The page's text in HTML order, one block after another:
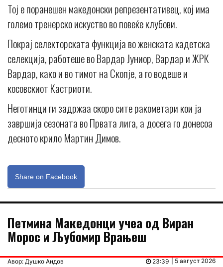
Тој е поранешен македонски репрезентативец, кој има
големо тренерско искуство во повеќе клубови.
Покрај селекторската функција во женската кадетска
селекција, работеше во Вардар Јуниор, Вардар и ЖРК
Вардар, како и во тимот на Скопје, а го водеше и
косовскиот Кастриоти.
Неготинци ги задржаа скоро сите ракометари кои ја
завршија сезоната во Првата лига, а досега го донесоа
десното крило Мартин Димов.
Share on Facebook
Петмина Македонци учеа од Виран
Морос и Љубомир Врањеш
Авор: Душко Андов | 5 август 2026
23:39